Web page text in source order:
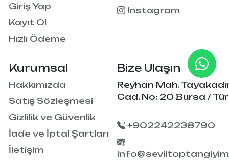
Kurumsal
Hakkımızda
Satış Sözleşmesi
Gizlilik ve Güvenlik
İade ve İptal Şartları
İletişim
Giriş Yap
Kayıt Ol
Hızlı Ödeme
Instagram
Bize Ulaşın
Reyhan Mah.
Cad. No: 20 Bursa /
+902242238790